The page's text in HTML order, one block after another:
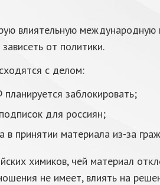
влиятельную
от политики.
с делом:
заблокировать;
для россиян;
принятии материала из-за
химиков, чей материал
не имеет, влиять на